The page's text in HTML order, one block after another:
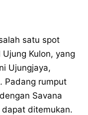
satu spot
Kulon, yang
Ujungjaya,
Padang rumput
Savana
ditemukan.